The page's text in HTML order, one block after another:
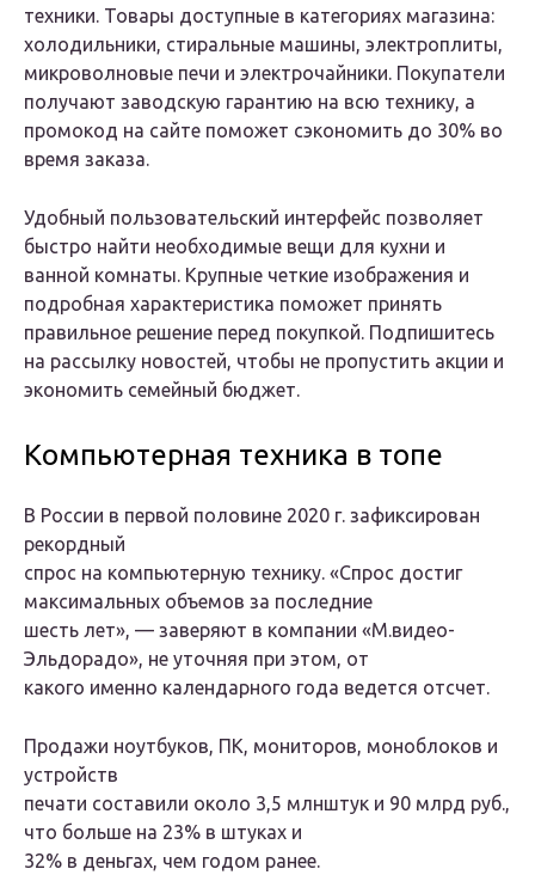
техники. Товары доступные в категориях магазина:
холодильники, стиральные машины, электроплиты,
микроволновые печи и электрочайники. Покупатели
получают заводскую гарантию на всю технику, а
промокод на сайте поможет сэкономить до 30% во
время заказа.
Удобный пользовательский интерфейс позволяет
быстро найти необходимые вещи для кухни и
ванной комнаты. Крупные четкие изображения и
подробная характеристика поможет принять
правильное решение перед покупкой. Подпишитесь
на рассылку новостей, чтобы не пропустить акции и
экономить семейный бюджет.
Компьютерная техника в топе
В России в первой половине 2020 г. зафиксирован
рекордный
спрос на компьютерную технику. «Спрос достиг
максимальных объемов за последние
шесть лет», — заверяют в компании «М.видео-
Эльдорадо», не уточняя при этом, от
какого именно календарного года ведется отсчет.
Продажи ноутбуков, ПК, мониторов, моноблоков и
устройств
печати составили около 3,5 млнштук и 90 млрд руб.,
что больше на 23% в штуках и
32% в деньгах, чем годом ранее.